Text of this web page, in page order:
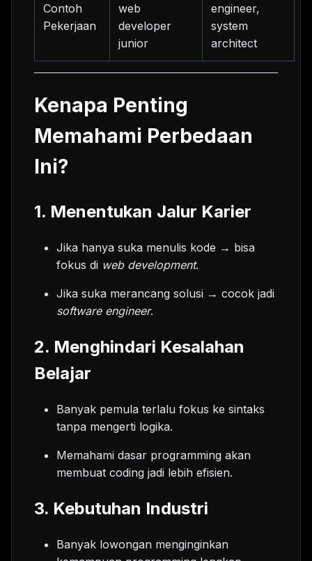
Contoh
Pekerjaan
web
developer
junior
engineer,
system
architect
Kenapa Penting
Memahami Perbedaan
Ini?
1. Menentukan Jalur Karier
Jika hanya suka menulis kode → bisa
fokus di web development.
Jika suka merancang solusi → cocok jadi
software engineer.
2. Menghindari Kesalahan
Belajar
Banyak pemula terlalu fokus ke sintaks
tanpa mengerti logika.
Memahami dasar programming akan
membuat coding jadi lebih efisien.
3. Kebutuhan Industri
Banyak lowongan menginginkan